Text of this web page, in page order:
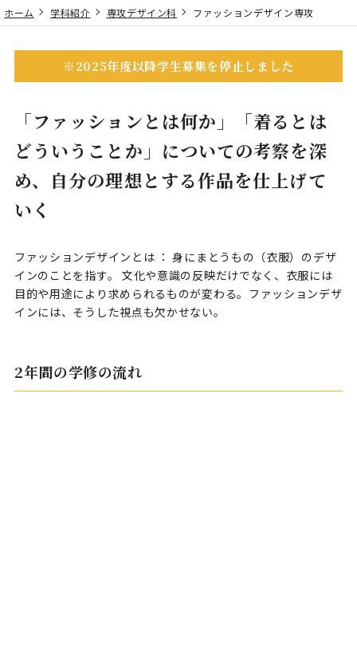
ホーム 学科紹介 専攻デザイン科 ファッションデザイン専攻
※2025年度以降学生募集を停止しました
「ファッションとは何か」「着るとは
どういうことか」についての考察を深
め、自分の理想とする作品を仕上げて
いく
ファッションデザインとは ： 身にまとうもの（衣服）のデザ
インのことを指す。 文化や意識の反映だけでなく、衣服には
目的や用途により求められるものが変わる。ファッションデザ
インには、そうした視点も欠かせない。
2年間の学修の流れ